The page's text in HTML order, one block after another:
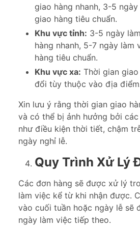
giao hàng nhanh, 3-5
giao hàng tiêu chuẩn.
Khu vực tỉnh: 3-5 ngày
hàng nhanh, 5-7 ngày làm
hàng tiêu chuẩn.
Khu vực xa: Thời gian
đổi tùy thuộc vào địa
Xin lưu ý rằng thời gian giao
và có thể bị ảnh hưởng bởi
như điều kiện thời tiết, chậm
ngày nghỉ lễ.
Quy Trình Xử Lý
Các đơn hàng sẽ được xử lý
làm việc kể từ khi nhận được.
vào cuối tuần hoặc ngày lễ sẽ
ngày làm việc tiếp theo.